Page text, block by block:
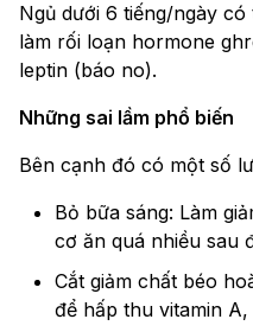
Ngủ dưới 6 tiếng/ngày
làm rối loạn hormone
leptin (báo no).
Những sai lầm phổ biến
Bên cạnh đó có một số
Bỏ bữa sáng: Làm
cơ ăn quá nhiều sau
Cắt giảm chất béo
để hấp thu vitamin A,